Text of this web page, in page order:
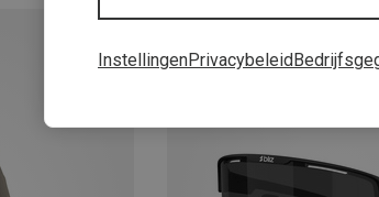
InstellingenPrivacybeleid